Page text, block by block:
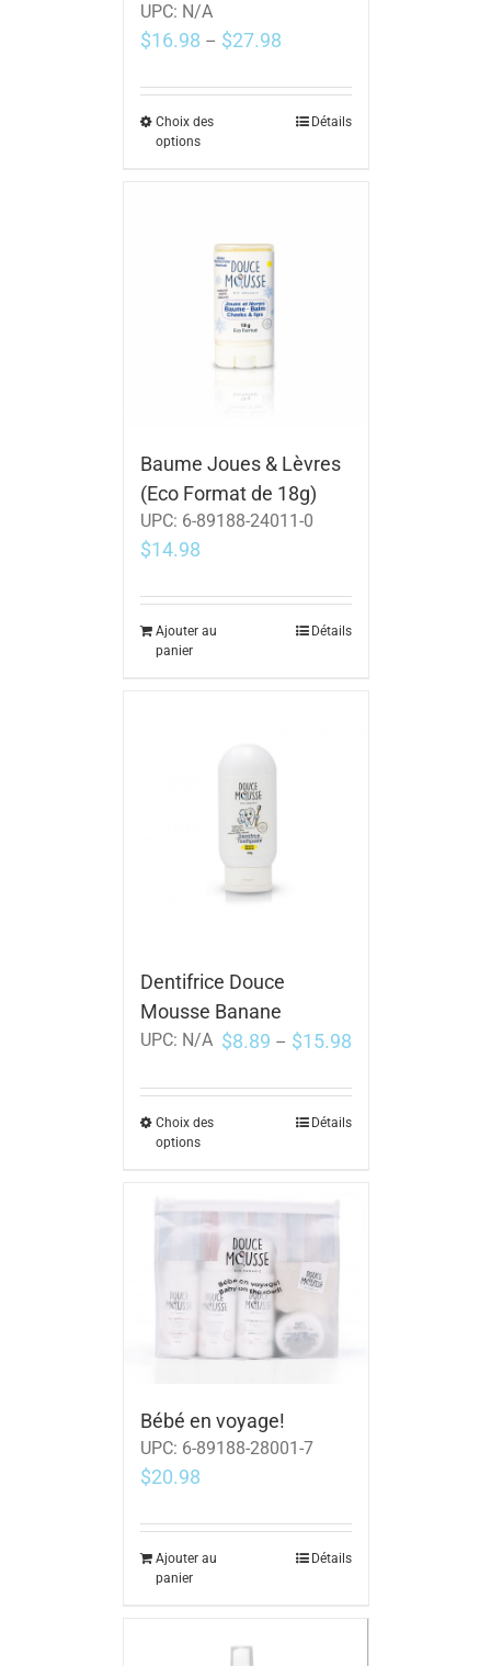
UPC: N/A
$16.98 – $27.98
Choix des
options
Détails
Baume Joues & Lèvres
(Eco Format de 18g)
UPC: 6-89188-24011-0
$14.98
Ajouter au
panier
Détails
Dentifrice Douce
Mousse Banane
UPC: N/A $8.89 – $15.98
Choix des
options
Détails
Bébé en voyage!
UPC: 6-89188-28001-7
$20.98
Ajouter au
panier
Détails